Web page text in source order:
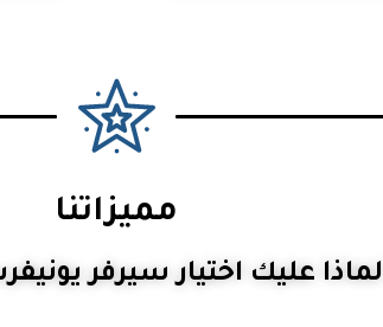
مميزاتنا
لماذا عليك اختيار سيرفر